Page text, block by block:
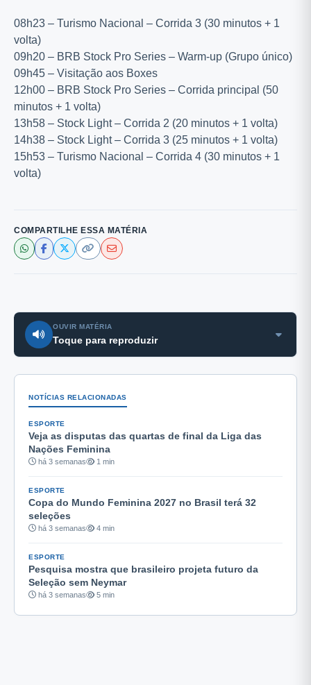
08h23 – Turismo Nacional – Corrida 3 (30 minutos + 1
volta)
09h20 – BRB Stock Pro Series – Warm-up (Grupo único)
09h45 – Visitação aos Boxes
12h00 – BRB Stock Pro Series – Corrida principal (50
minutos + 1 volta)
13h58 – Stock Light – Corrida 2 (20 minutos + 1 volta)
14h38 – Stock Light – Corrida 3 (25 minutos + 1 volta)
15h53 – Turismo Nacional – Corrida 4 (30 minutos + 1
volta)
COMPARTILHE ESSA MATÉRIA
OUVIR MATÉRIA
Toque para reproduzir
NOTÍCIAS RELACIONADAS
ESPORTE
Veja as disputas das quartas de final da Liga das
Nações Feminina
há 3 semanas 1 min
ESPORTE
Copa do Mundo Feminina 2027 no Brasil terá 32
seleções
há 3 semanas 4 min
ESPORTE
Pesquisa mostra que brasileiro projeta futuro da
Seleção sem Neymar
há 3 semanas 5 min